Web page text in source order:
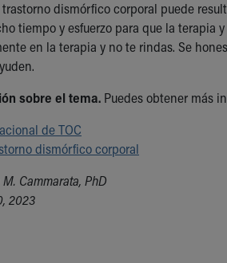
dismórfico corporal puede
tiempo y esfuerzo para que la
en la terapia y no te rindas. Se
sobre el tema. Puedes obtener más
de TOC
dismórfico corporal
Cammarata, PhD
2023